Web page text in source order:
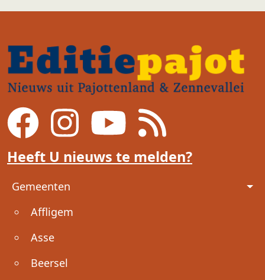
Heeft U nieuws te melden?
Voet
Gemeenten
Affligem
Asse
Beersel